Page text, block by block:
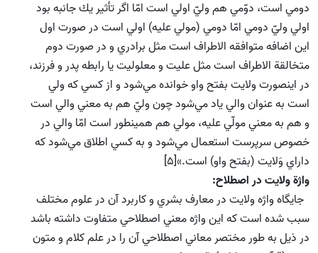
دومي است،‌ دوّمي هم وليّ اولي است امّا اگر تأثير يك جانبه بود
اولي وليّ دومي امّا دومي (مولي عليه) اولي است در صورت اول
اين اضافه متوافقه الاطراف است مثل برادري و در صورت دوم
متخالقة الاطراف است مثل عليت و معلوليت يا رابطه پدر و فرزند،
در اينصورت ولايت بفتح واو خوانده مي‌شود و از كسي كه ولي
است به عنوان والي ياد مي‌شود چون وليّ هم به معني والي است
و هم به معني مولّي عليه، مولي هم همينطور است امّا والي در
خصوص سرپرست استعمال مي‌شود و به كسي اطلاق مي‌شود كه
داراي وَلايت (بفتح واو) است.»[5]
واژة ولايت در اصطلاح:
جايگاه واژه ولايت در معارف بشري و كاربرد آن در علوم مختلف
سبب شده است كه اين واژه معني اصطلاحي متفاوت داشته باشد
در ذيل به طور مختصر معاني اصطلاحي آن را در علم كلام و متون